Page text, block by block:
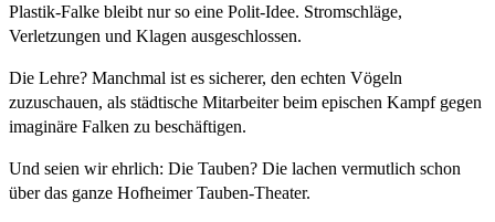
Plastik-Falke bleibt nur so eine Polit-Idee. Stromschläge,
Verletzungen und Klagen ausgeschlossen.
Die Lehre? Manchmal ist es sicherer, den echten Vögeln
zuzuschauen, als städtische Mitarbeiter beim epischen Kampf gegen
imaginäre Falken zu beschäftigen.
Und seien wir ehrlich: Die Tauben? Die lachen vermutlich schon
über das ganze Hofheimer Tauben-Theater.